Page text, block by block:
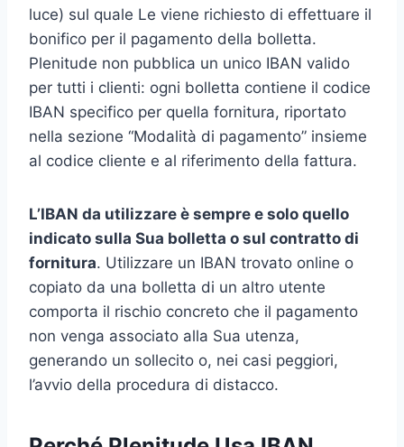
luce) sul quale Le viene richiesto di effettuare il
bonifico per il pagamento della bolletta.
Plenitude non pubblica un unico IBAN valido
per tutti i clienti: ogni bolletta contiene il codice
IBAN specifico per quella fornitura, riportato
nella sezione “Modalità di pagamento” insieme
al codice cliente e al riferimento della fattura.
L’IBAN da utilizzare è sempre e solo quello
indicato sulla Sua bolletta o sul contratto di
fornitura. Utilizzare un IBAN trovato online o
copiato da una bolletta di un altro utente
comporta il rischio concreto che il pagamento
non venga associato alla Sua utenza,
generando un sollecito o, nei casi peggiori,
l’avvio della procedura di distacco.